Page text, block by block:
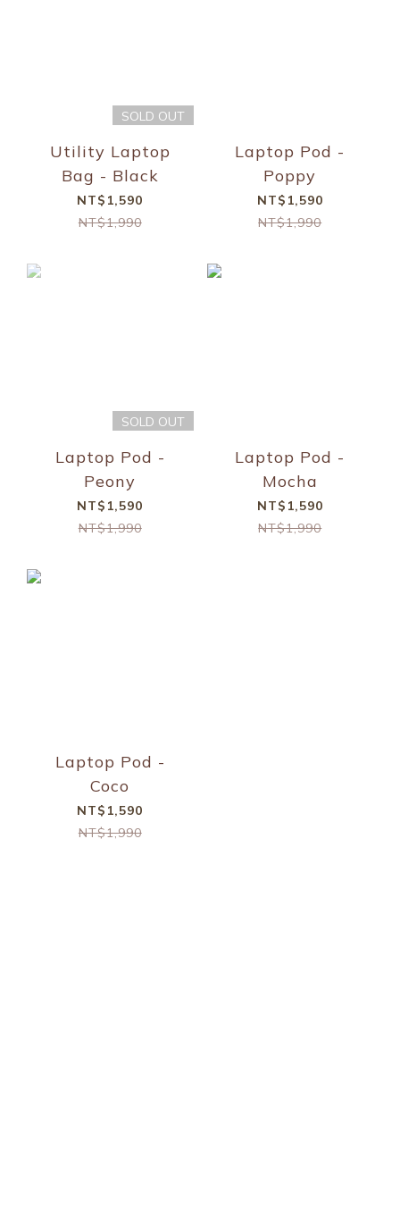
SOLD OUT
Utility Laptop
Bag - Black
NT$1,590
NT$1,990
Laptop Pod -
Poppy
NT$1,590
NT$1,990
SOLD OUT
Laptop Pod -
Peony
NT$1,590
NT$1,990
Laptop Pod -
Mocha
NT$1,590
NT$1,990
Laptop Pod -
Coco
NT$1,590
NT$1,990